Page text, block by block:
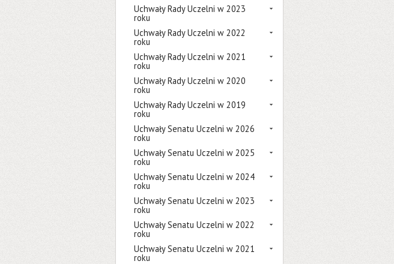
Uchwały Rady Uczelni w 2023
roku
Uchwały Rady Uczelni w 2022
roku
Uchwały Rady Uczelni w 2021
roku
Uchwały Rady Uczelni w 2020
roku
Uchwały Rady Uczelni w 2019
roku
Uchwały Senatu Uczelni w 2026
roku
Uchwały Senatu Uczelni w 2025
roku
Uchwały Senatu Uczelni w 2024
roku
Uchwały Senatu Uczelni w 2023
roku
Uchwały Senatu Uczelni w 2022
roku
Uchwały Senatu Uczelni w 2021
roku